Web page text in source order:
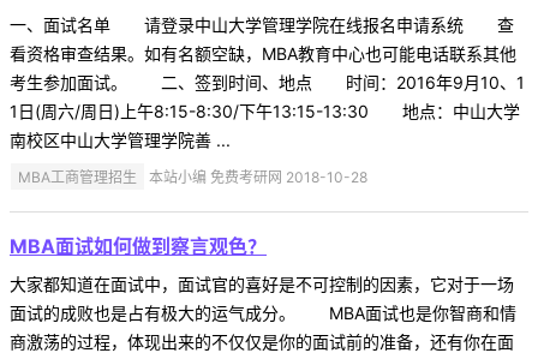
一、面试名单 请登录中山大学管理学院在线报名申请系统 查
看资格审查结果。如有名额空缺，MBA教育中心也可能电话联系其他
考生参加面试。 二、签到时间、地点 时间：2016年9月10、1
1日(周六/周日)上午8:15-8:30/下午13:15-13:30 地点：中山大学
南校区中山大学管理学院善 ...
MBA工商管理招生 本站小编 免费考研网 2018-10-28
MBA面试如何做到察言观色？
大家都知道在面试中，面试官的喜好是不可控制的因素，它对于一场
面试的成败也是占有极大的运气成分。 MBA面试也是你智商和情
商激荡的过程，体现出来的不仅仅是你的面试前的准备，还有你在面